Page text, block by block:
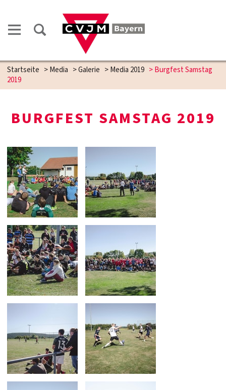
Startseite >Media >Galerie >Media 2019 >Burgfest Samstag
2019
BURGFEST SAMSTAG 2019